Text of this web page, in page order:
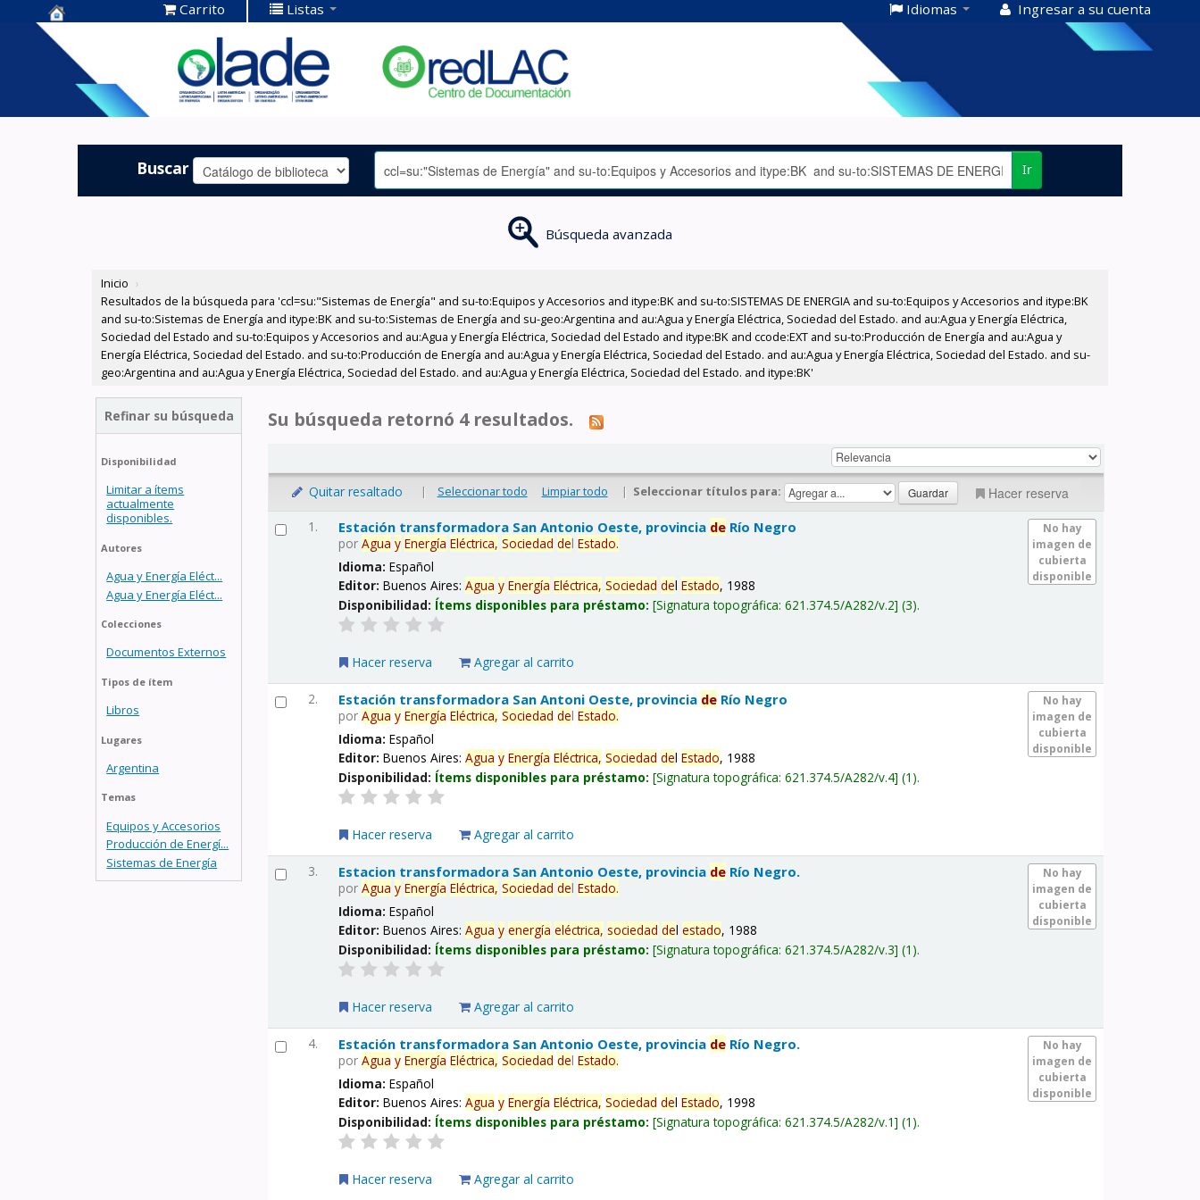
Centro de
Documentación
OLADE -
Carrito Listas Idiomas Ingresar a su cuenta
Buscar Ir
Búsqueda avanzada
Inicio ›
Resultados de la búsqueda para 'ccl=su:"Sistemas de Energía" and su-to:Equipos y Accesorios and itype:BK and su-to:SISTEMAS DE ENERGIA and su-to:Equipos y Accesorios and itype:BK
and su-to:Sistemas de Energía and itype:BK and su-to:Sistemas de Energía and su-geo:Argentina and au:Agua y Energía Eléctrica, Sociedad del Estado. and au:Agua y Energía Eléctrica,
Sociedad del Estado and su-to:Equipos y Accesorios and au:Agua y Energía Eléctrica, Sociedad del Estado and itype:BK and ccode:EXT and su-to:Producción de Energía and au:Agua y
Energía Eléctrica, Sociedad del Estado. and su-to:Producción de Energía and au:Agua y Energía Eléctrica, Sociedad del Estado. and au:Agua y Energía Eléctrica, Sociedad del Estado. and su-
geo:Argentina and au:Agua y Energía Eléctrica, Sociedad del Estado. and au:Agua y Energía Eléctrica, Sociedad del Estado. and itype:BK'
Refinar su búsqueda
Disponibilidad
Limitar a ítems
actualmente
disponibles.
Autores
Agua y Energía Eléct...
Agua y Energía Eléct...
Colecciones
Documentos Externos
Tipos de ítem
Libros
Lugares
Argentina
Temas
Equipos y Accesorios
Producción de Energí...
Sistemas de Energía
Su búsqueda retornó 4 resultados.
Quitar resaltado | Seleccionar todo Limpiar todo | Seleccionar títulos para: Hacer reserva
1.
No hay
imagen de
cubierta
disponible
Estación transformadora San Antonio Oeste, provincia de Río Negro
porAgua y Energía Eléctrica, Sociedad delEstado.
Idioma:Español
Editor:Buenos Aires:Agua y Energía Eléctrica, Sociedad delEstado, 1988
Disponibilidad: Ítems disponibles para préstamo: Signatura topográfica:621.374.5/A282/v.2 (3).
Hacer reserva Agregar al carrito
2.
No hay
imagen de
cubierta
disponible
Estación transformadora San Antoni Oeste, provincia de Río Negro
porAgua y Energía Eléctrica, Sociedad delEstado.
Idioma:Español
Editor:Buenos Aires:Agua y Energía Eléctrica, Sociedad delEstado, 1988
Disponibilidad: Ítems disponibles para préstamo: Signatura topográfica:621.374.5/A282/v.4 (1).
Hacer reserva Agregar al carrito
3.
No hay
imagen de
cubierta
disponible
Estacion transformadora San Antonio Oeste, provincia de Río Negro.
porAgua y Energía Eléctrica, Sociedad delEstado.
Idioma:Español
Editor:Buenos Aires:Agua y energía eléctrica, sociedad delestado, 1988
Disponibilidad: Ítems disponibles para préstamo: Signatura topográfica:621.374.5/A282/v.3 (1).
Hacer reserva Agregar al carrito
4.
No hay
imagen de
cubierta
disponible
Estación transformadora San Antonio Oeste, provincia de Río Negro.
porAgua y Energía Eléctrica, Sociedad delEstado.
Idioma:Español
Editor:Buenos Aires:Agua y Energía Eléctrica, Sociedad delEstado, 1998
Disponibilidad: Ítems disponibles para préstamo: Signatura topográfica:621.374.5/A282/v.1 (1).
Hacer reserva Agregar al carrito